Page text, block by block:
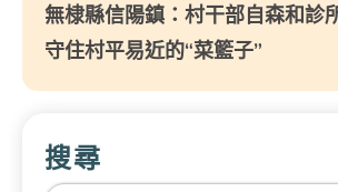
無棣縣信陽鎮：村干部自森和診
守住村平易近的“菜籃子”
搜尋